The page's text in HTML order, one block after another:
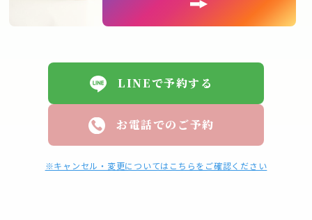
LINEで予約する
お電話でのご予約
※キャンセル・変更についてはこちらをご確認ください